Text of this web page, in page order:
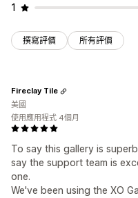
1
撰寫評價 所有評價
To say this gallery is
say the support team is
one.
We've been using the XO
Fireclay Tile
美國
使用應用程式 4個月